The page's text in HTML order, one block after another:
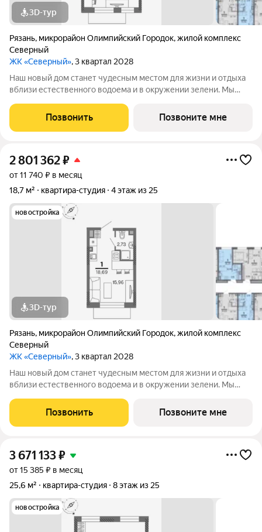
3D-тур
Рязань, микрорайон Олимпийский Городок,жилой комплекс
Северный
ЖК «Северный», 3 квартал 2028
Наш новый дом станет чудесным местом для жизни и отдыха
вблизи естественного водоема и в окружении зелени. Мы
небольших студий, в которых можно начать свою
студенческую самостоятельную жизнь до
Позвонить Позвоните мне
2 801 362₽
от 11 740 ₽ в месяц
18,7 м²
квартира-студия 4 этаж из 25
новостройка
3D-тур
Рязань, микрорайон Олимпийский Городок,жилой комплекс
Северный
ЖК «Северный», 3 квартал 2028
Наш новый дом станет чудесным местом для жизни и отдыха
вблизи естественного водоема и в окружении зелени. Мы
небольших студий, в которых можно начать свою
студенческую самостоятельную жизнь до
Позвонить Позвоните мне
3 671 133₽
от 15 385 ₽ в месяц
25,6 м²
квартира-студия 8 этаж из 25
новостройка